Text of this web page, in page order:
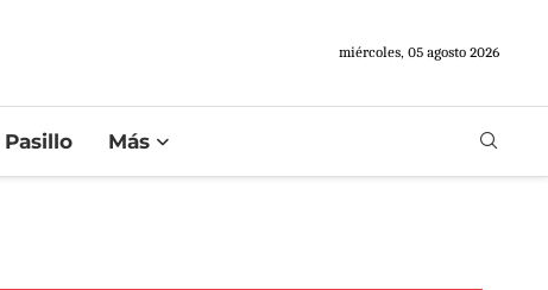
miércoles, 05 agosto 2026
Pasillo Más